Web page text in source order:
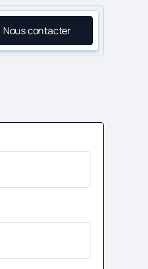
Nous contacter